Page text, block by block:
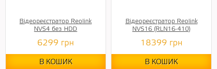
Відеореєстратор Reolink
NVS4 без HDD
6299 грн
В КОШИК
Відеореєстратор Reolink
NVS16 (RLN16-410)
18399 грн
В КОШИК